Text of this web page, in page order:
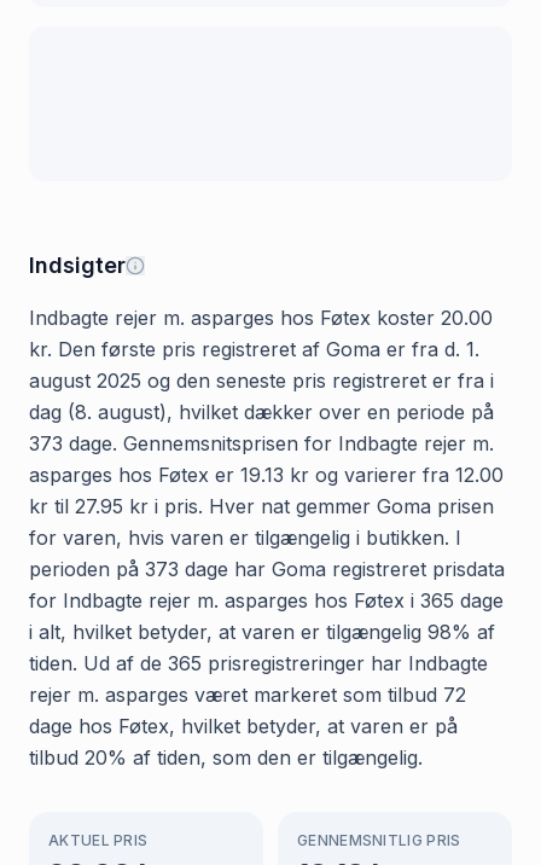
Indsigter
Indbagte rejer m. asparges hos Føtex koster 20.00
kr. Den første pris registreret af Goma er fra d. 1.
august 2025 og den seneste pris registreret er fra i
dag (8. august), hvilket dækker over en periode på
373 dage. Gennemsnitsprisen for Indbagte rejer m.
asparges hos Føtex er 19.13 kr og varierer fra 12.00
kr til 27.95 kr i pris. Hver nat gemmer Goma prisen
for varen, hvis varen er tilgængelig i butikken. I
perioden på 373 dage har Goma registreret prisdata
for Indbagte rejer m. asparges hos Føtex i 365 dage
i alt, hvilket betyder, at varen er tilgængelig 98% af
tiden. Ud af de 365 prisregistreringer har Indbagte
rejer m. asparges været markeret som tilbud 72
dage hos Føtex, hvilket betyder, at varen er på
tilbud 20% af tiden, som den er tilgængelig.
AKTUEL PRIS GENNEMSNITLIG PRIS